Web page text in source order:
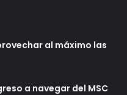
al máximo las
a navegar del MSC